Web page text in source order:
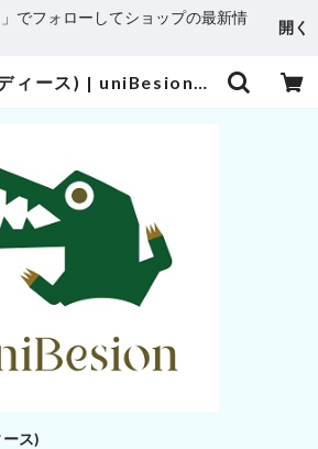
」でフォローしてショップの最新情
開く
水着(レディース) | uniBesion(ユニビジョン)
ス)